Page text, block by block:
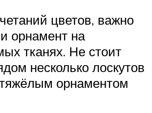
цветов, важно
орнамент на
тканях. Не стоит
несколько лоскутов
орнаментом